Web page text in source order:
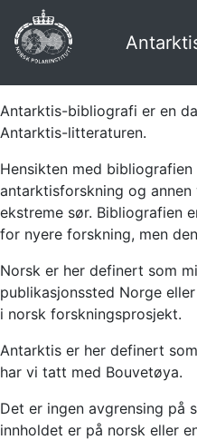
Antarktis-bibliografi er en
Antarktis-litteraturen.
Hensikten med
antarktisforskning og
ekstreme sør. Bibliografien
for nyere forskning, men
Norsk er her definert som
publikasjonssted Norge
i norsk forskningsprosjekt.
Antarktis er her definert
har vi tatt med Bouvetøya.
Det er ingen avgrensing på
innholdet er på norsk eller